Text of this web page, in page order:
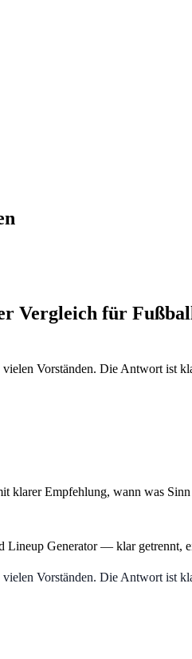
Vergleich für
Vorständen. Die Antwort ist
klarer Empfehlung, wann was Sinn
Generator — klar getrennt,
Vorständen. Die Antwort ist